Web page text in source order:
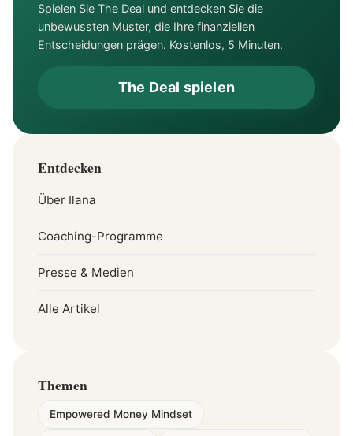
Spielen Sie The Deal und entdecken Sie die
unbewussten Muster, die Ihre finanziellen
Entscheidungen prägen. Kostenlos, 5 Minuten.
The Deal spielen
Entdecken
Über Ilana
Coaching-Programme
Presse & Medien
Alle Artikel
Themen
Empowered Money Mindset